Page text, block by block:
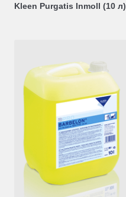
Kleen Purgatis Inmoll (10 л)